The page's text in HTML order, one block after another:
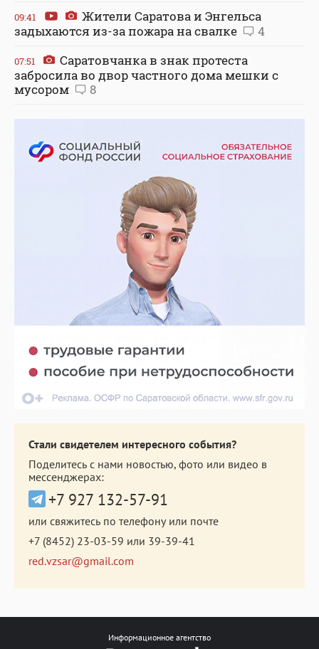
09:41
Жители Саратова и Энгельса
задыхаются из-за пожара на свалке
4
07:51
Саратовчанка в знак протеста
забросила во двор частного дома мешки с
мусором
8
Стали свидетелем интересного события?
Поделитесь с нами новостью, фото или видео в
мессенджерах:
+7 927 132-57-91
или свяжитесь по телефону или почте
+7 (8452) 23-03-59 или 39-39-41
red.vzsar@gmail.com
Информационное агентство